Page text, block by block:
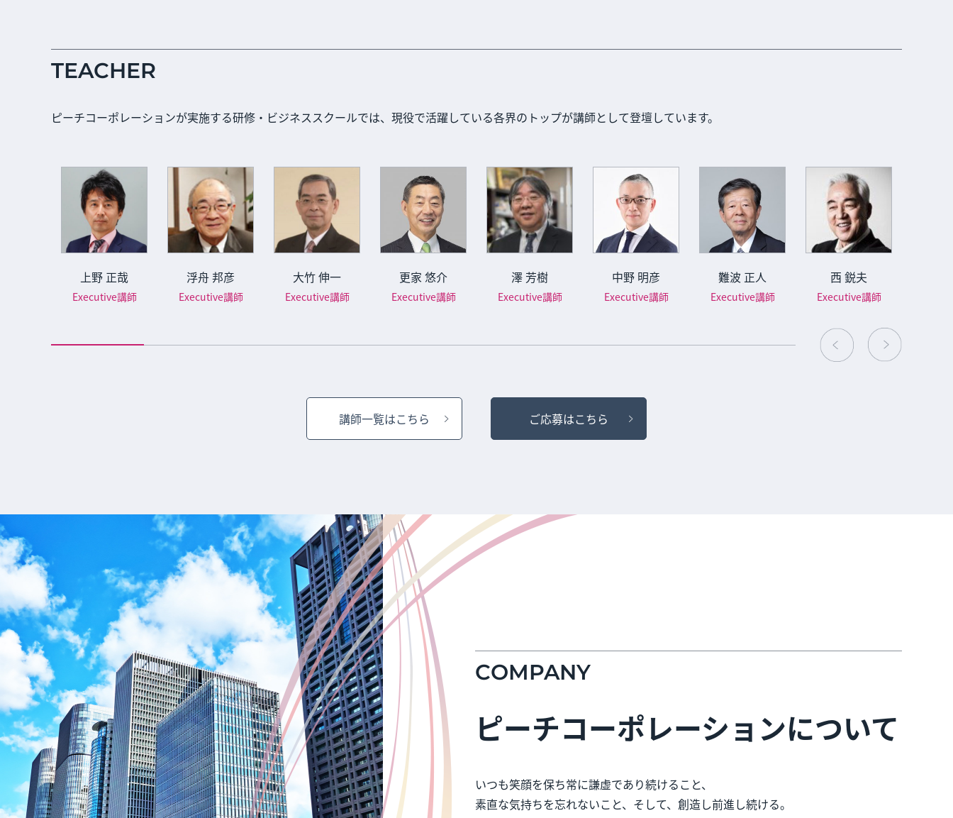
TEACHER
ピーチコーポレーションが実施する研修・ビジネススクールでは、現役で活躍している各界のトップが講師として登壇しています。
上野 正哉
Executive講師
浮舟 邦彦
Executive講師
大竹 伸一
Executive講師
更家 悠介
Executive講師
澤 芳樹
Executive講師
中野 明彦
Executive講師
難波 正人
Executive講師
西 鋭夫
Executive講師
講師一覧はこちら ご応募はこちら
COMPANY
ピーチコーポレーションについて
いつも笑顔を保ち常に謙虚であり続けること、
素直な気持ちを忘れないこと、そして、創造し前進し続ける。